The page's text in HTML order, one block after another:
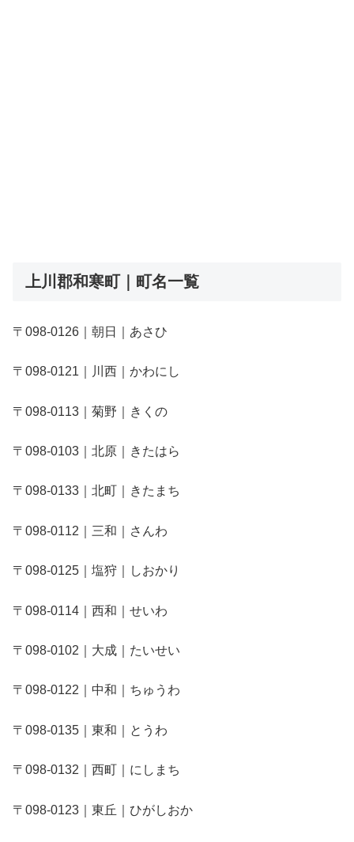
上川郡和寒町｜町名一覧
〒098-0126｜朝日｜あさひ
〒098-0121｜川西｜かわにし
〒098-0113｜菊野｜きくの
〒098-0103｜北原｜きたはら
〒098-0133｜北町｜きたまち
〒098-0112｜三和｜さんわ
〒098-0125｜塩狩｜しおかり
〒098-0114｜西和｜せいわ
〒098-0102｜大成｜たいせい
〒098-0122｜中和｜ちゅうわ
〒098-0135｜東和｜とうわ
〒098-0132｜西町｜にしまち
〒098-0123｜東丘｜ひがしおか